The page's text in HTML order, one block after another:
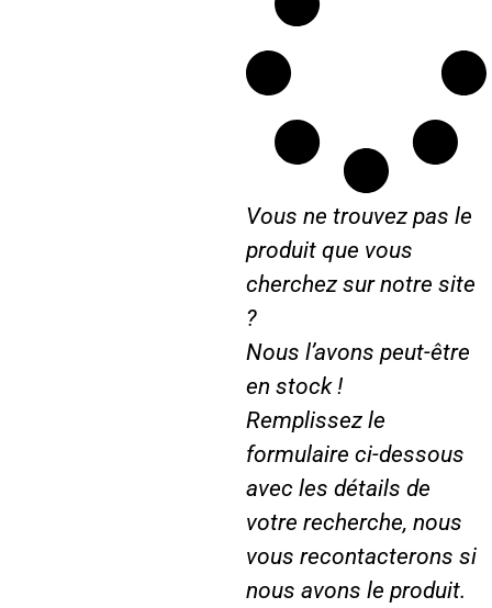
6
8
5
0
…
.
Vous ne trouvez pas le
produit que vous
cherchez sur notre site
?
Nous l’avons peut-être
en stock !
Remplissez le
formulaire ci-dessous
avec les détails de
votre recherche, nous
vous recontacterons si
nous avons le produit.